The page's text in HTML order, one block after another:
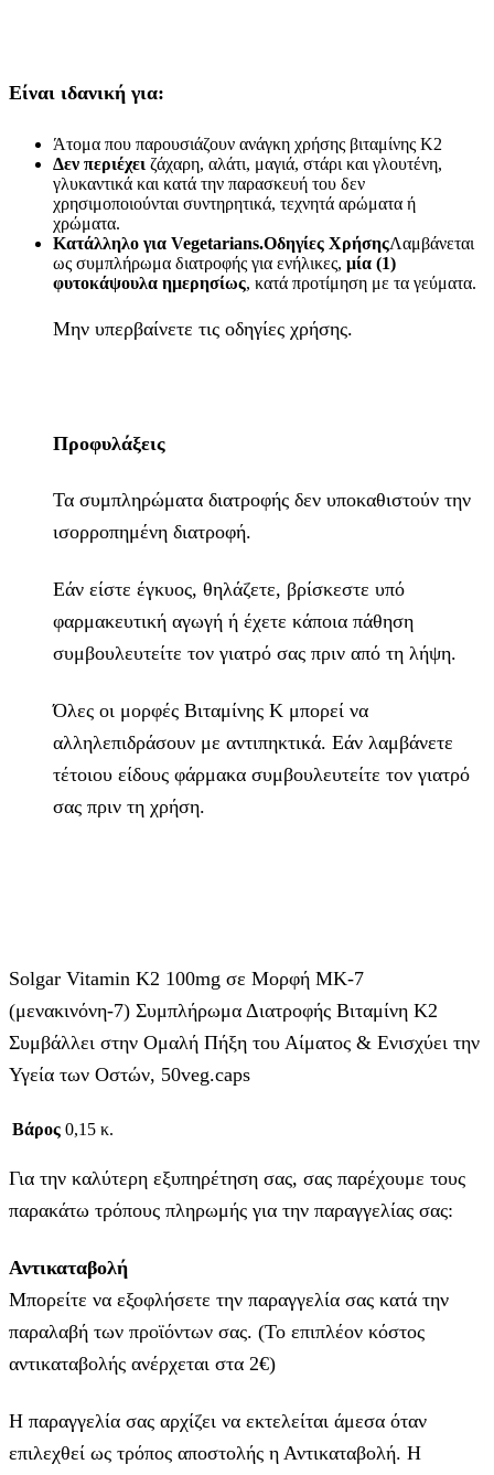
Είναι ιδανική για:
Άτομα που παρουσιάζουν ανάγκη χρήσης βιταμίνης Κ2
Δεν περιέχει ζάχαρη, αλάτι, μαγιά, στάρι και γλουτένη,
γλυκαντικά και κατά την παρασκευή του δεν
χρησιμοποιούνται συντηρητικά, τεχνητά αρώματα ή
χρώματα.
Κατάλληλο για Vegetarians.Οδηγίες Χρήσης​Λαμβάνεται
ως συμπλήρωμα διατροφής για ενήλικες, μία (1)
φυτοκάψουλα ημερησίως, κατά προτίμηση με τα γεύματα.
Μην υπερβαίνετε τις οδηγίες χρήσης.
Προφυλάξεις
Τα συμπληρώματα διατροφής δεν υποκαθιστούν την
ισορροπημένη διατροφή.
Εάν είστε έγκυος, θηλάζετε, βρίσκεστε υπό
φαρμακευτική αγωγή ή έχετε κάποια πάθηση
συμβουλευτείτε τον γιατρό σας πριν από τη λήψη.
Όλες οι μορφές Βιταμίνης Κ μπορεί να
αλληλεπιδράσουν με αντιπηκτικά. Εάν λαμβάνετε
τέτοιου είδους φάρμακα συμβουλευτείτε τον γιατρό
σας πριν τη χρήση.
Solgar Vitamin K2 100mg σε Μορφή ΜΚ-7
(μενακινόνη-7) Συμπλήρωμα Διατροφής Βιταμίνη Κ2
Συμβάλλει στην Ομαλή Πήξη του Αίματος & Ενισχύει την
Υγεία των Οστών, 50veg.caps
Βάρος 0,15 κ.
Για την καλύτερη εξυπηρέτηση σας, σας παρέχουμε τους
παρακάτω τρόπους πληρωμής για την παραγγελίας σας:
Αντικαταβολή
Μπορείτε να εξοφλήσετε την παραγγελία σας κατά την
παραλαβή των προϊόντων σας. (Το επιπλέον κόστος
αντικαταβολής ανέρχεται στα 2€)
Η παραγγελία σας αρχίζει να εκτελείται άμεσα όταν
επιλεχθεί ως τρόπος αποστολής η Αντικαταβολή. Η